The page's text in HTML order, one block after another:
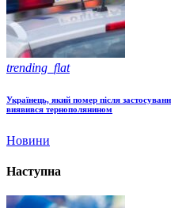
trending_flat
Українець, який помер після
виявився тернополянином
Новини
Наступна